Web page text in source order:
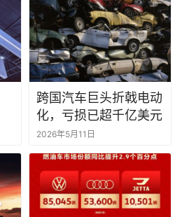
跨国汽车巨头折戟电动
化，亏损已超千亿美元
2026年5月11日